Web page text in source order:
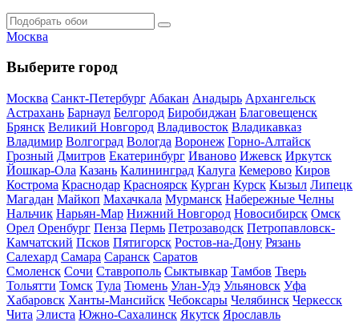
Москва
Выберите город
Москва Санкт-Петербург Абакан Анадырь Архангельск
Астрахань Барнаул Белгород Биробиджан Благовещенск
Брянск Великий Новгород Владивосток Владикавказ
Владимир Волгоград Вологда Воронеж Горно-Алтайск
Грозный Дмитров Екатеринбург Иваново Ижевск Иркутск
Йошкар-Ола Казань Калининград Калуга Кемерово Киров
Кострома Краснодар Красноярск Курган Курск Кызыл Липецк
Магадан Майкоп Махачкала Мурманск Набережные Челны
Нальчик Нарьян-Мар Нижний Новгород Новосибирск Омск
Орел Оренбург Пенза Пермь Петрозаводск Петропавловск-
Камчатский Псков Пятигорск Ростов-на-Дону Рязань
Салехард Самара Саранск Саратов
Смоленск Сочи Ставрополь Сыктывкар Тамбов Тверь
Тольятти Томск Тула Тюмень Улан-Удэ Ульяновск Уфа
Хабаровск Ханты-Мансийск Чебоксары Челябинск Черкесск
Чита Элиста Южно-Сахалинск Якутск Ярославль